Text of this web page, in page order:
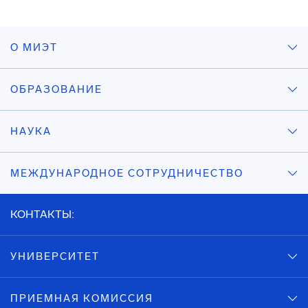
О МИЭТ
ОБРАЗОВАНИЕ
НАУКА
МЕЖДУНАРОДНОЕ СОТРУДНИЧЕСТВО
КОНТАКТЫ:
УНИВЕРСИТЕТ
ПРИЕМНАЯ КОМИССИЯ